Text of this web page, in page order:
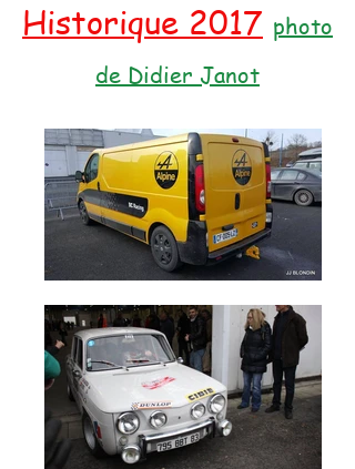
Historique 2017 photo
de Didier Janot